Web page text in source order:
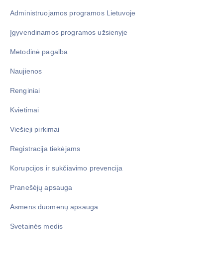
Administruojamos programos Lietuvoje
Įgyvendinamos programos užsienyje
Metodinė pagalba
Naujienos
Renginiai
Kvietimai
Viešieji pirkimai
Registracija tiekėjams
Korupcijos ir sukčiavimo prevencija
Pranešėjų apsauga
Asmens duomenų apsauga
Svetainės medis